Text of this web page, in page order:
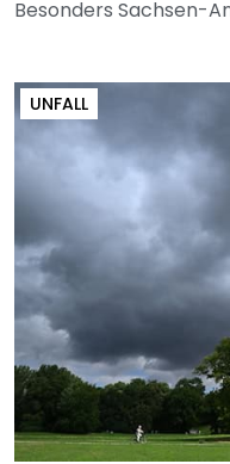
Besonders Sachsen-
UNFALL